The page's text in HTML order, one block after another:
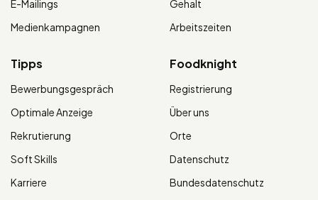
E-Mailings
Medienkampagnen
Gehalt
Arbeitszeiten
Tipps
Bewerbungsgespräch
Optimale Anzeige
Rekrutierung
Soft Skills
Karriere
Foodknight
Registrierung
Über uns
Orte
Datenschutz
Bundesdatenschutz